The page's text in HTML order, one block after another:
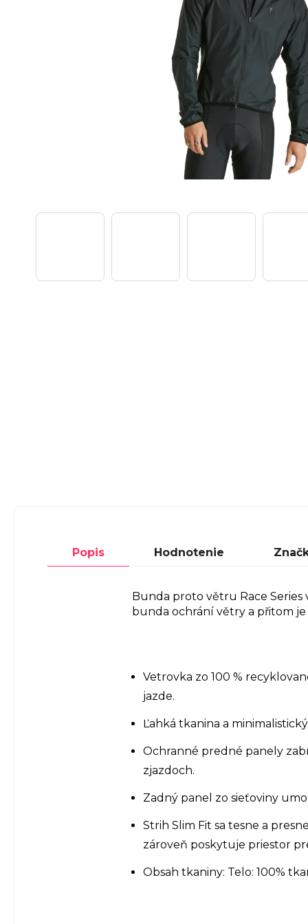
Popis Hodnotenie
Bunda proto větru Race Series
bunda ochrání větry a přitom je
Vetrovka zo 100 %
jazde.
Ľahká tkanina a
Ochranné predné panely
zjazdoch.
Zadný panel zo sieťoviny
Strih Slim Fit sa tesne a
zároveň poskytuje priestor
Obsah tkaniny: Telo: 100%
TREK PROCALIBER 8 FURY RED